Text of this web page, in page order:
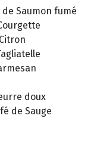
Saumon fumé
doux
de Sauge